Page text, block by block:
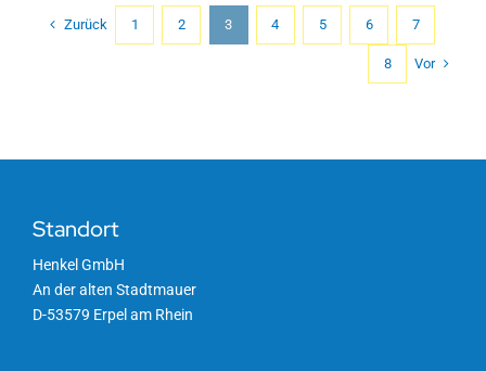
Zurück 1 2 3 4 5 6 7
8 Vor
Standort
Henkel GmbH
An der alten Stadtmauer
D-53579 Erpel am Rhein